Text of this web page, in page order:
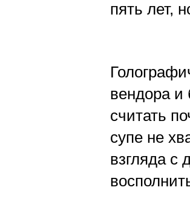
пять лет,
вендора и
считать
супе не
взгляда с